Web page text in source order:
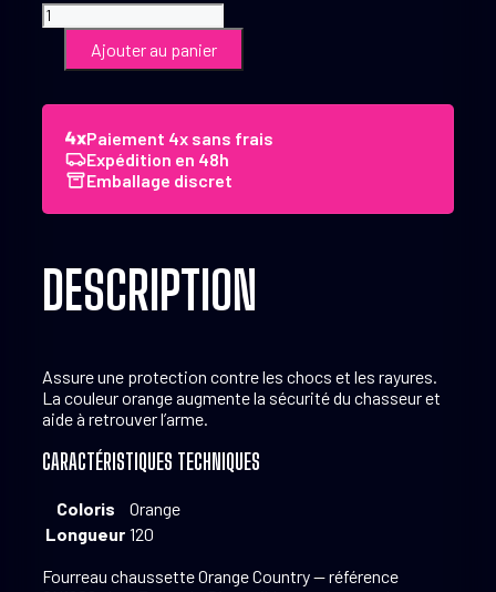
quantité
de
Fourreau
chaussette
Ajouter au panier
Paiement 4x sans frais
Expédition en 48h
Emballage discret
DESCRIPTION
Assure une protection contre les chocs et les rayures.
La couleur orange augmente la sécurité du chasseur et
aide à retrouver l’arme.
CARACTÉRISTIQUES TECHNIQUES
Coloris
Orange
Longueur 120
Fourreau chaussette Orange Country — référence